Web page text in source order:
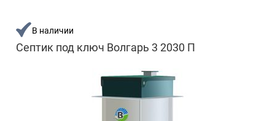
В наличии
Септик под ключ Волгарь 3 2030 П